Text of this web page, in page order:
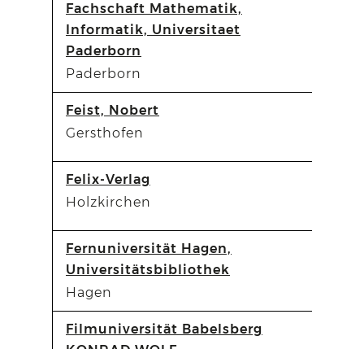
Fachschaft Mathematik,
Informatik, Universitaet
Paderborn
Paderborn
Feist, Nobert
Gersthofen
Felix-Verlag
Holzkirchen
Fernuniversität Hagen,
Universitätsbibliothek
Hagen
Filmuniversität Babelsberg